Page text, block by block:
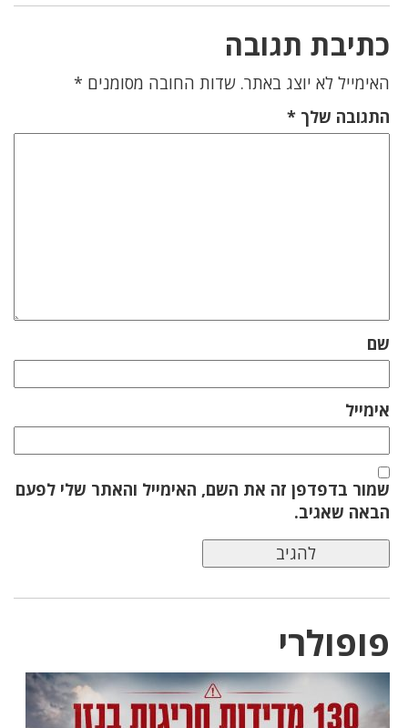
כתיבת תגובה
האימייל לא יוצג באתר. שדות החובה מסומנים *
התגובה שלך *
שם
אימייל
שמור בדפדפן זה את השם, האימייל והאתר שלי לפעם
הבאה שאגיב.
פופולרי